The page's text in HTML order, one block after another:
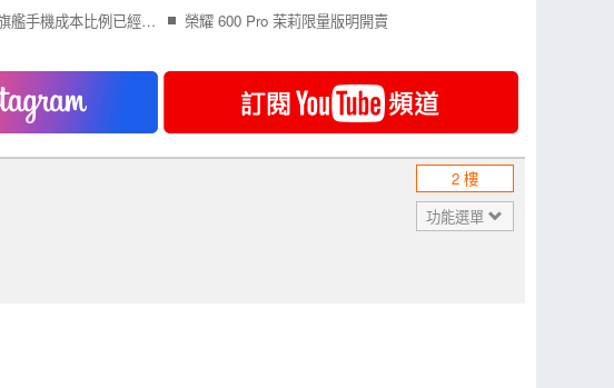
記憶體報價不斷狂漲，所佔旗艦手機成本比例已經比處理器還要高
榮耀 600 Pro 茉莉限量版明開賣
2 樓
功能選單